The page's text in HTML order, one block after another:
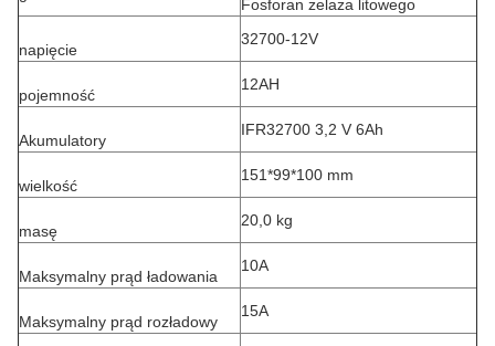
Fosforan żelaza litowego
napięcie
32700-12V
pojemność
12AH
Akumulatory
IFR32700 3,2 V 6Ah
wielkość
151*99*100 mm
masę
20,0 kg
Maksymalny prąd ładowania
10A
Maksymalny prąd rozładowy
15A